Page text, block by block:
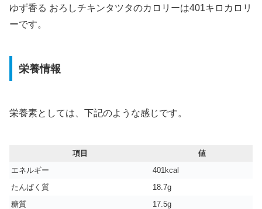
ゆず香る おろしチキンタツタのカロリーは401キロカロリ
ーです。
栄養情報
栄養素としては、下記のような感じです。
項目
値
エネルギー
401kcal
たんぱく質
18.7g
糖質
17.5g